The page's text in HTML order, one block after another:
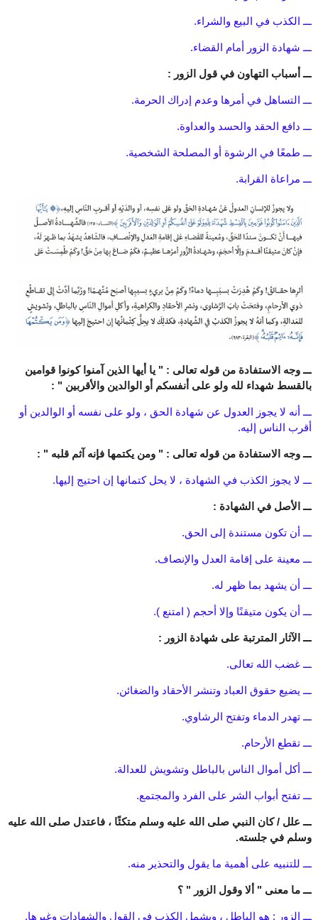
ـــ الكذب في البيع والشراء.
ـــ شهادة الزور أمام القضاء.
ـــ أسباب التهاون في قول الزور :
ـــ التساهل في أمرها وعدم إدراك الحرمة.
ـــ دافع الحقد والحسد والعداوة.
ـــ طمعًا في الرشوة أو المصلحة الشخصية.
ـــ مراعاة القرابة.
ـــ وجه الاستفادة من قوله تعالى : " يا أيها الذين آمنوا كونوا قوامين
بالقسط شهداء لله ولو على أنفسكم أو الوالدين والأقربين " :
ـــ أنه لا يجوز العدول عن شهادة الحق ، ولو على نفسه أو الوالدين أو
أقرب الناس إليه.
ـــ وجه الاستفادة من قوله تعالى : " ومن يكتمها فإنه آثم قلبه " :
ـــ لا يجوز الكذب في الشهادة ، لا يحل كتمانها إن احتيج إليها.
ـــ الأصل في الشهادة :
ـــ أن تكون مستندة إلى الحق.
ـــ معينة على إقامة العدل والإنصاف.
ـــ أن يشهد بما ظهر له.
ـــ أن يكون متيقنًا وإلا أحجم ( امتنع ).
ـــ الآثار المترتبة على شهادة الزور :
ـــ غضب الله تعالى.
ـــ يضيع حقوق العباد وتنشر الأحقاد والضغائن.
ـــ تهدر الدماء وتفتح الرشاوي.
ـــ تقطع الأرحام.
ـــ أكل أموال الناس بالباطل وتشويش للعدالة.
ـــ تفتح أبواب الشر على الفرد والمجتمع.
ـــ علل / كان النبي صلى الله عليه وسلم متكئًا ، فاعتدل صلى الله عليه
وسلم في جلسته.
ـــ للتنبيه على أهمية ما يقول والتحذير منه.
ـــ ما معنى " ألا وقول الزور " ؟
ـــ الزور : هو الباطل ، ويشمل الكذب في القول والشهادات وغيرها.